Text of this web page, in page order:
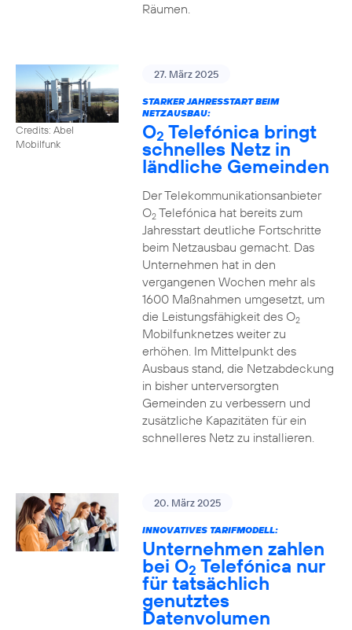
Räumen.
Credits: Abel
Mobilfunk
27. März 2025
STARKER JAHRESSTART BEIM
NETZAUSBAU:
O2 Telefónica bringt
schnelles Netz in
ländliche Gemeinden
Der Telekommunikationsanbieter
O2Telefónica hat bereits zum
Jahresstart deutliche Fortschritte
beim Netzausbau gemacht. Das
Unternehmen hat in den
vergangenen Wochen mehr als
1600 Maßnahmen umgesetzt, um
die Leistungsfähigkeit des O2
Mobilfunknetzes weiter zu
erhöhen. Im Mittelpunkt des
Ausbaus stand, die Netzabdeckung
in bisher unterversorgten
Gemeinden zu verbessern und
zusätzliche Kapazitäten für ein
schnelleres Netz zu installieren.
20. März 2025
INNOVATIVES TARIFMODELL:
Unternehmen zahlen
bei O2 Telefónica nur
für tatsächlich
genutztes
Datenvolumen